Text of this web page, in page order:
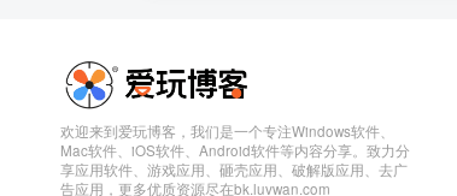
欢迎来到爱玩博客，我们是一个专注Windows软件、
Mac软件、iOS软件、Android软件等内容分享。致力分
享应用软件、游戏应用、砸壳应用、破解版应用、去广
告应用，更多优质资源尽在bk.luvwan.com